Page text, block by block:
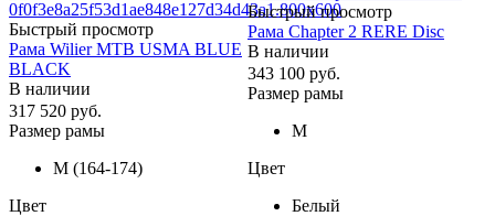
Быстрый просмотр
Рама Wilier MTB USMA BLUE
BLACK
В наличии
317 520 руб.
Размер рамы
M (164-174)
Цвет
Быстрый просмотр
Рама Chapter 2 RERE Disc
В наличии
343 100 руб.
Размер рамы
M
Цвет
Белый